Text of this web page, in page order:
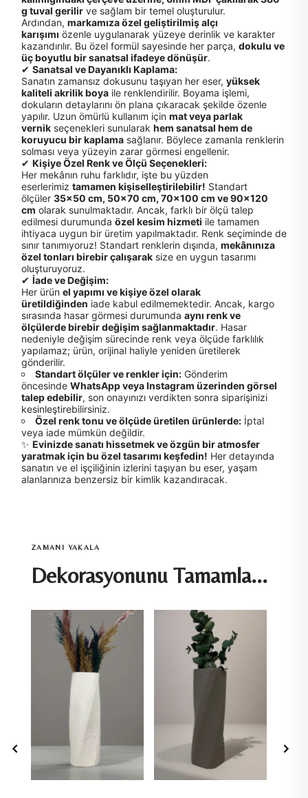
g tuval gerilir ve sağlam bir temel oluşturulur.
Ardından, markamıza özel geliştirilmiş alçı
karışımı özenle uygulanarak yüzeye derinlik ve karakter
kazandırılır. Bu özel formül sayesinde her parça, dokulu ve
üç boyutlu bir sanatsal ifadeye dönüşür.
✔ Sanatsal ve Dayanıklı Kaplama:
Sanatın zamansız dokusunu taşıyan her eser, yüksek
kaliteli akrilik boya ile renklendirilir. Boyama işlemi,
dokuların detaylarını ön plana çıkaracak şekilde özenle
yapılır. Uzun ömürlü kullanım için mat veya parlak
vernik seçenekleri sunularak hem sanatsal hem de
koruyucu bir kaplama sağlanır. Böylece zamanla renklerin
solması veya yüzeyin zarar görmesi engellenir.
✔ Kişiye Özel Renk ve Ölçü Seçenekleri:
Her mekânın ruhu farklıdır, işte bu yüzden
eserlerimiz tamamen kişiselleştirilebilir! Standart
ölçüler 35x50 cm, 50x70 cm, 70x100 cm ve 90x120
cm olarak sunulmaktadır. Ancak, farklı bir ölçü talep
edilmesi durumunda özel kesim hizmeti ile tamamen
ihtiyaca uygun bir üretim yapılmaktadır. Renk seçiminde de
sınır tanımıyoruz! Standart renklerin dışında, mekânınıza
özel tonları birebir çalışarak size en uygun tasarımı
oluşturuyoruz.
✔ İade ve Değişim:
Her ürün el yapımı ve kişiye özel olarak
üretildiğinden iade kabul edilmemektedir. Ancak, kargo
sırasında hasar görmesi durumunda aynı renk ve
ölçülerde birebir değişim sağlanmaktadır. Hasar
nedeniyle değişim sürecinde renk veya ölçüde farklılık
yapılamaz; ürün, orijinal haliyle yeniden üretilerek
gönderilir.
Standart ölçüler ve renkler için: Gönderim
öncesinde WhatsApp veya Instagram üzerinden görsel
talep edebilir, son onayınızı verdikten sonra siparişinizi
kesinleştirebilirsiniz.
Özel renk tonu ve ölçüde üretilen ürünlerde: İptal
veya iade mümkün değildir.
✨ Evinizde sanatı hissetmek ve özgün bir atmosfer
yaratmak için bu özel tasarımı keşfedin! Her detayında
sanatın ve el işçiliğinin izlerini taşıyan bu eser, yaşam
alanlarınıza benzersiz bir kimlik kazandıracak.
ZAMANI YAKALA
Dekorasyonunu Tamamla...